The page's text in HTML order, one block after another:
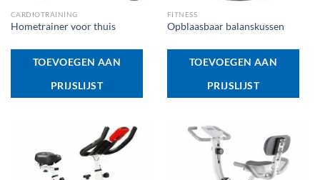
CARDIOTRAINING
Hometrainer voor thuis
TOEVOEGEN AAN
PRIJSLIJST
FITNESS
Opblaasbaar balanskussen
TOEVOEGEN AAN
PRIJSLIJST